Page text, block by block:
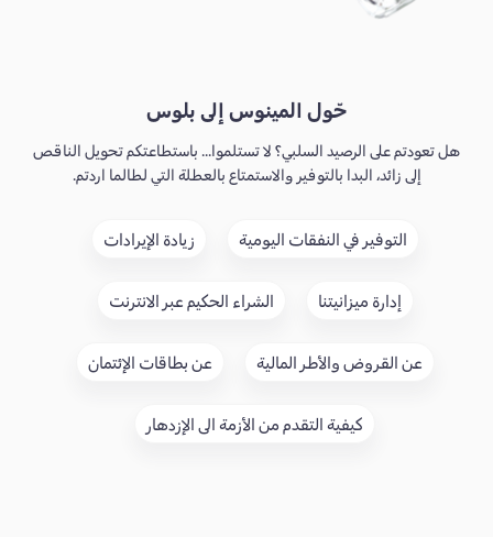
حّول المينوس إلى بلوس
هل تعودتم على الرصيد السلبي؟ لا تستلموا... باستطاعتكم تحويل الناقص
إلى زائد، البدا بالتوفير والاستمتاع بالعطلة التي لطالما اردتم.
التوفير في النفقات اليومية زيادة الإيرادات
إدارة ميزانيتنا الشراء الحكيم عبر الانترنت
عن القروض والأطر المالية عن بطاقات الإئتمان
كيفية التقدم من الأزمة الى الإزدهار